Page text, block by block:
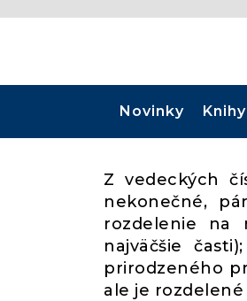
Novinky Knihy
Z vedeckých
nekonečné,
rozdelenie na
najväčšie
prirodzeného
ale je